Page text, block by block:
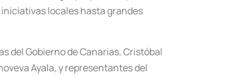
locales hasta grandes
del Gobierno de Canarias, Cristóbal
Ayala, y representantes del